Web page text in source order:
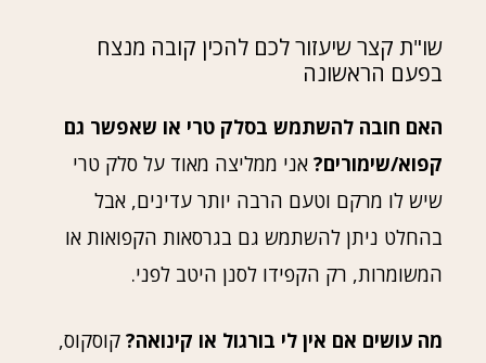
שו"ת קצר שיעזור לכם להכין קובה מנצח
בפעם הראשונה
האם חובה להשתמש בסלק טרי או שאפשר גם
קפוא/שימורים? אני ממליצה מאוד על סלק טרי
שיש לו מרקם וטעם הרבה יותר עדינים, אבל
בהחלט ניתן להשתמש גם בגרסאות הקפואות או
המשומרות, רק הקפידו לסנן היטב לפני.
מה עושים אם אין לי בורגול או קינואה? קוסקוס,